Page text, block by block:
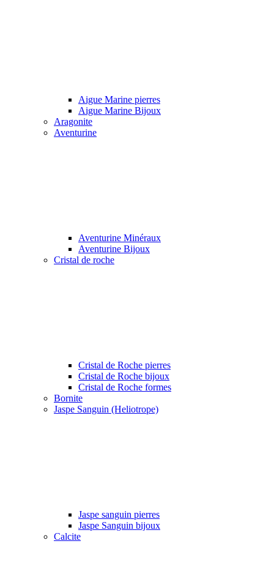
Aigue Marine pierres
Aigue Marine Bijoux
Aragonite
Aventurine
Aventurine Minéraux
Aventurine Bijoux
Cristal de roche
Cristal de Roche pierres
Cristal de Roche bijoux
Cristal de Roche formes
Bornite
Jaspe Sanguin (Heliotrope)
Jaspe sanguin pierres
Jaspe Sanguin bijoux
Calcite